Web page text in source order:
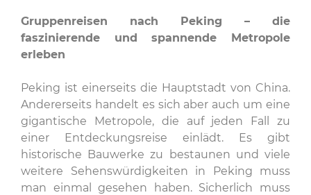
Gruppenreisen nach Peking – die
faszinierende und spannende Metropole
erleben
Peking ist einerseits die Hauptstadt von China.
Andererseits handelt es sich aber auch um eine
gigantische Metropole, die auf jeden Fall zu
einer Entdeckungsreise einlädt. Es gibt
historische Bauwerke zu bestaunen und viele
weitere Sehenswürdigkeiten in Peking muss
man einmal gesehen haben. Sicherlich muss